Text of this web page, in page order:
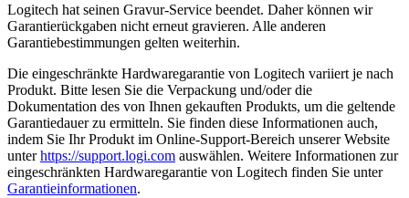
Logitech hat seinen Gravur-Service beendet. Daher können wir
Garantierückgaben nicht erneut gravieren. Alle anderen
Garantiebestimmungen gelten weiterhin.
Die eingeschränkte Hardwaregarantie von Logitech variiert je nach
Produkt. Bitte lesen Sie die Verpackung und/oder die
Dokumentation des von Ihnen gekauften Produkts, um die geltende
Garantiedauer zu ermitteln. Sie finden diese Informationen auch,
indem Sie Ihr Produkt im Online-Support-Bereich unserer Website
unterhttps://support.logi.com auswählen. Weitere Informationen zur
eingeschränkten Hardwaregarantie von Logitech finden Sie unter
Garantieinformationen.